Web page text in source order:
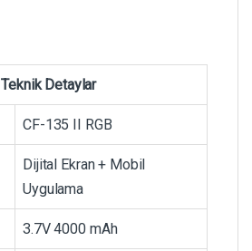
Teknik Detaylar
CF-135 II RGB
Dijital Ekran + Mobil
Uygulama
3.7V 4000 mAh